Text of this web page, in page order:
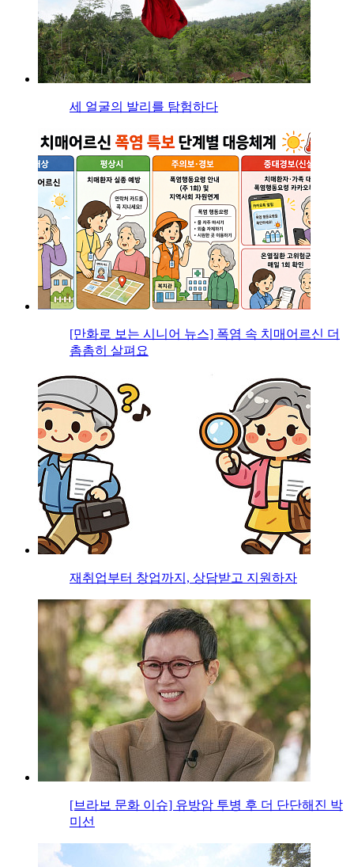
세 얼굴의 발리를 탐험하다
[만화로 보는 시니어 뉴스] 폭염 속 치매어르신 더
촘촘히 살펴요
재취업부터 창업까지, 상담받고 지원하자
[브라보 문화 이슈] 유방암 투병 후 더 단단해진 박
미선